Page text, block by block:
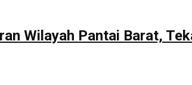
Wilayah Pantai Barat,